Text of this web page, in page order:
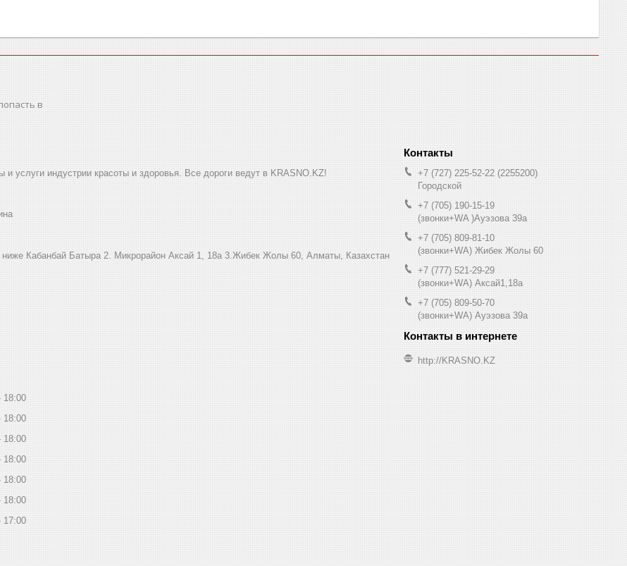
в
и услуги индустрии красоты и здоровья. Все дороги ведут в KRASNO.KZ!
Батыра ㅤㅤㅤㅤㅤㅤㅤㅤㅤㅤㅤㅤㅤㅤ2. ​Микрорайон Аксай 1, 18а 3.Жибек Жолы 60, Алматы, Казахстан
+7 (727) 225-52-22 2255200
Городской
+7 (705) 190-15-19
(звонки+WA )Ауэзова 39а
+7 (705) 809-81-10
(звонки+WA) Жибек Жолы 60
+7 (777) 521-29-29
(звонки+WA) Аксай1,18а
+7 (705) 809-50-70
(звонки+WA) Ауэзова 39а
http://KRASNO.KZ
18:00
18:00
18:00
18:00
18:00
18:00
17:00